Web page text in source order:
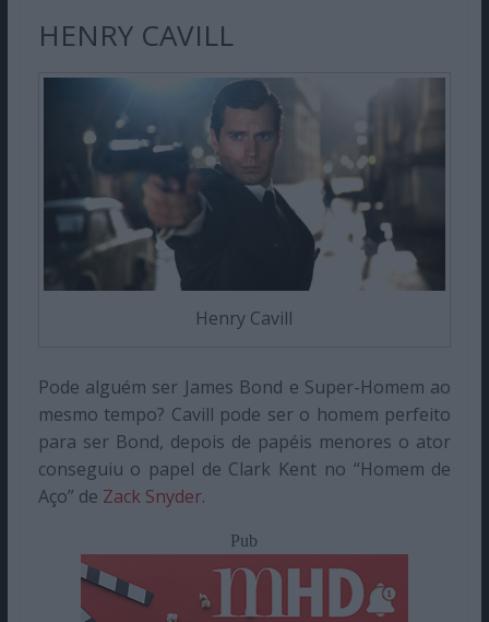
HENRY CAVILL
Henry Cavill
Pode alguém ser James Bond e Super-Homem ao
mesmo tempo? Cavill pode ser o homem perfeito
para ser Bond, depois de papéis menores o ator
conseguiu o papel de Clark Kent no “Homem de
Aço” de Zack Snyder.
Pub